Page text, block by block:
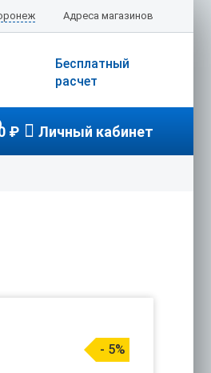
Адреса магазинов
Бесплатный
расчет
₽ Личный кабинет
- 5%